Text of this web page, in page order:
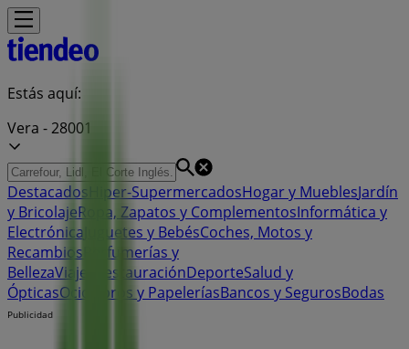
Estás aquí:
Vera - 28001
Destacados Hiper-SupermercadosHogar y MueblesJardín
y BricolajeRopa, Zapatos y ComplementosInformática y
Electrónica Juguetes y BebésCoches, Motos y
Recambios Perfumerías y
BellezaViajes RestauraciónDeporteSalud y
ÓpticasOcio Libros y PapeleríasBancos y SegurosBodas
Publicidad